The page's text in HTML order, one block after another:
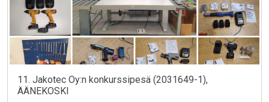
11. Jakotec Oy:n konkurssipesä (2031649-1),
ÄÄNEKOSKI